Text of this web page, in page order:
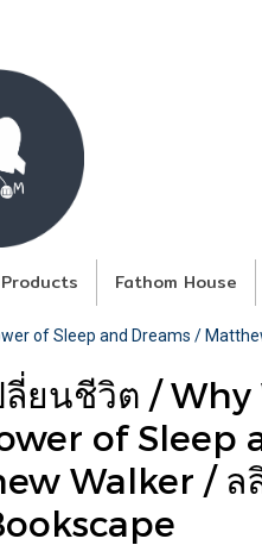
Fathom House
of Sleep and Dreams /
ยนชีวิต /
of Sleep
Walker / ล